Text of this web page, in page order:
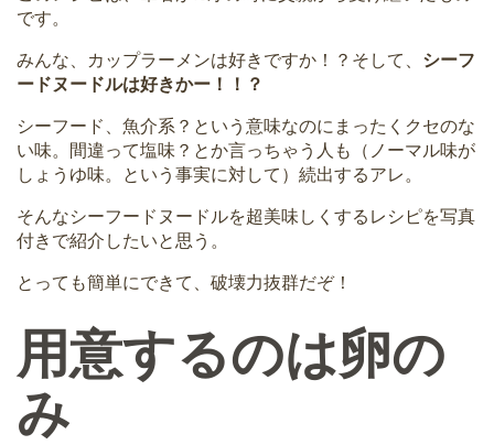
です。
みんな、カップラーメンは好きですか！？そして、 シーフ
ードヌードルは好きかー！！？
シーフード、魚介系？という意味なのにまったくクセのな
い味。間違って塩味？とか言っちゃう人も（ノーマル味が
しょうゆ味。という事実に対して）続出するアレ。
そんなシーフードヌードルを超美味しくするレシピを写真
付きで紹介したいと思う。
とっても簡単にできて、破壊力抜群だぞ！
用意するのは卵の
み